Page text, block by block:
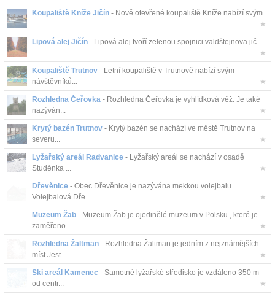
Koupaliště Kníže Jičín - Nově otevřené koupaliště Kníže nabízí svým
...
★
Lipová alej Jičín - Lipová alej tvoří zelenou spojnici valdštejnova jič...
★
Koupaliště Trutnov - Letní koupaliště v Trutnově nabízí svým
návštěvníků...
★
Rozhledna Čeřovka - Rozhledna Čeřovka je vyhlídková věž. Je také
nazýván...
★
Krytý bazén Trutnov - Krytý bazén se nachází ve městě Trutnov na
severu...
★
Lyžařský areál Radvanice - Lyžařský areál se nachází v osadě
Studénka ...
★
Dřevěnice - Obec Dřevěnice je nazývána mekkou volejbalu.
Volejbalová Dře...
★
Muzeum Žab - Muzeum Žab je ojedinělé muzeum v Polsku , které je
zaměřeno ...
★
Rozhledna Žaltman - Rozhledna Žaltman je jedním z nejznámějších
míst Jest...
★
Ski areál Kamenec - Samotné lyžařské středisko je vzdáleno 350 m
od centr...
★